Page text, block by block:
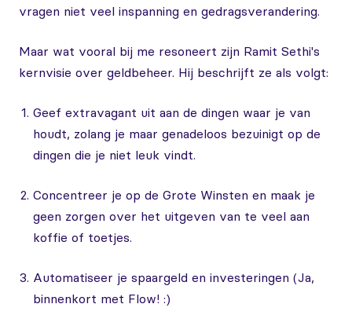
vragen niet veel inspanning en gedragsverandering.
Maar wat vooral bij me resoneert zijn Ramit Sethi's
kernvisie over geldbeheer. Hij beschrijft ze als volgt:
Geef extravagant uit aan de dingen waar je van
houdt, zolang je maar genadeloos bezuinigt op de
dingen die je niet leuk vindt.
Concentreer je op de Grote Winsten en maak je
geen zorgen over het uitgeven van te veel aan
koffie of toetjes.
Automatiseer je spaargeld en investeringen (Ja,
binnenkort met Flow! :)